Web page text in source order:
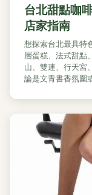
台北甜點咖
店家指南
想探索台北最具特
層蛋糕、法式甜點
山、雙連、行天宮
論是文青書香氛圍